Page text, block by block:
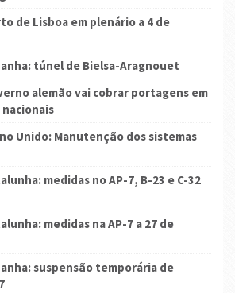
de Lisboa em plenário a 4 de
túnel de Bielsa-Aragnouet
alemão vai cobrar portagens em
Unido: Manutenção dos sistemas
medidas no AP-7, B-23 e C-32
medidas na AP-7 a 27 de
suspensão temporária de